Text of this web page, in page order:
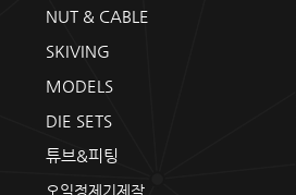
NUT & CABLE
SKIVING
MODELS
DIE SETS
튜브&피팅
오일정제기제작